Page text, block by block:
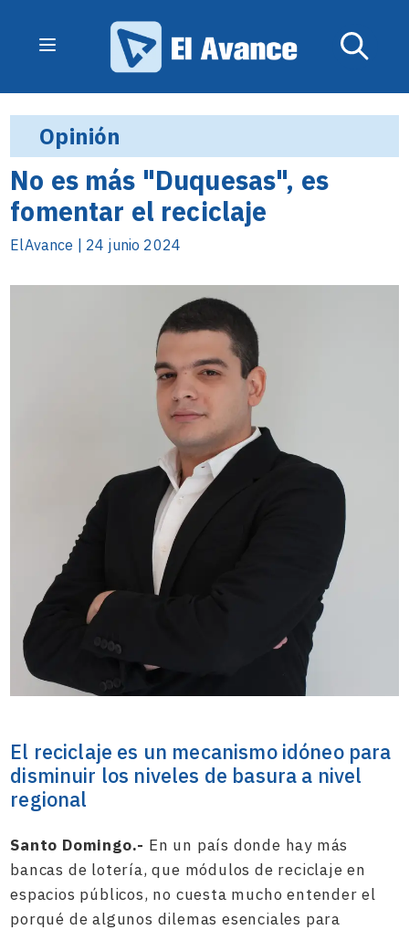
Opinión
No es más "Duquesas", es
fomentar el reciclaje
ElAvance | 24 junio 2024
El reciclaje es un mecanismo idóneo para
disminuir los niveles de basura a nivel
regional
Santo Domingo.- En un país donde hay más
bancas de lotería, que módulos de reciclaje en
espacios públicos, no cuesta mucho entender el
porqué de algunos dilemas esenciales para